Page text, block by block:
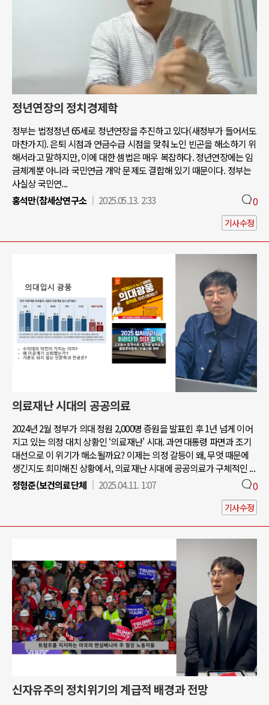
정년연장의 정치경제학
정부는 법정정년 65세로 정년연장을 추진하고 있다(새정부가 들어서도
마찬가지). 은퇴 시점과 연금수급 시점을 맞춰 노인 빈곤을 해소하기 위
해서라고 말하지만, 이에 대한 셈법은 매우 복잡하다. 정년연장에는 임
금체계뿐 아니라 국민연금 개악 문제도 결합해 있기 때문이다. 정부는
사실상 국민연...
홍석만(참세상연구소
2025.05.13. 2:33 0
기사수정
의료재난 시대의 공공의료
2024년 2월 정부가 의대 정원 2,000명 증원을 발표힌 후 1년 넘게 이어
지고 있는 의정 대치 상황인 ‘의료재난' 시대. 과연 대통령 파면과 조기
대선으로 이 위기가 해소될까요? 이제는 의정 갈등이 왜, 무엇 때문에
생긴지도 희미해진 상황에서, 의료재난 시대에 공공의료가 구체적인 ...
정형준(보건의료단체
2025.04.11. 1:07 0
기사수정
신자유주의 정치위기의 계급적 배경과 전망